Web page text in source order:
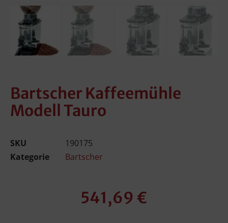
Bartscher Kaffeemühle
Modell Tauro
SKU
190175
Kategorie
Bartscher
541,69 €